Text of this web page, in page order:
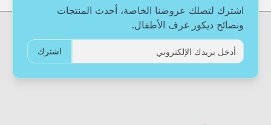
اشترك لتصلك عروضنا الخاصة، أحدث المنتجات
ونصائح ديكور غرف الأطفال.
اشترك